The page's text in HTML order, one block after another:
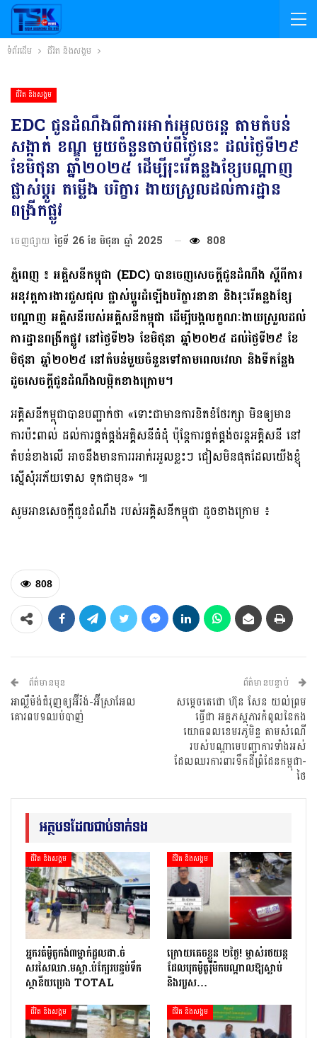
ទំព័រដើម ជីវិត និងសង្គម
ជីវិត និងសង្គម
EDC ជូនដំណឹងពីការរអាក់រអួលចរន្ត តាមតំបន់
សង្កាត់ ខណ្ឌ មួយចំនួនចាប់ពីថ្ងៃនេះ ដល់ថ្ងៃទី២៩
ខែមិថុនា ឆ្នាំ២០២៥ ដើម្បីរុះរើគន្លងខ្សែបណ្តាញ
ផ្លាស់ប្តូរ តម្លើង បរិក្ខារ ងាយស្រួលដល់ការដ្ឋាន
ពង្រីកផ្លូវ
ចេញផ្សាយ ថ្ងៃទី 26 ខែ មិថុនា ឆ្នាំ 2025 808
ភ្នំពេញ ៖ អគ្គិសនីកម្ពុជា (EDC) បានចេញសេចក្តីជូនដំណឹង ស្តីពីការ
អនុវត្តការងារជួសជុល ផ្លាស់ប្តូរដំឡើងបរិក្ខារនានា និងរុះរើគន្លងខ្សែ
បណ្តាញ អគ្គិសនីរបស់អគ្គិសនីកម្ពុជា ដើម្បីបង្កលក្ខណៈងាយស្រួលដល់
ការដ្ឋានពង្រីកផ្លូវ នៅថ្ងៃទី២៦ ខែមិថុនា ឆ្នាំ២០២៥ ដល់ថ្ងៃទី២៩ ខែ
មិថុនា ឆ្នាំ២០២៥ នៅតំបន់មួយចំនួនទៅតាមពេលវេលា និងទីកន្លែង
ដូចសេចក្តីជូនដំណឹងលម្អិតខាងក្រោម។
អគ្គិសនីកម្ពុជាបានបញ្ជាក់ថា «ទោះជាមានការខិតខំថែរក្សា មិនឲ្យមាន
ការប៉ះពាល់ ដល់ការផ្គត់ផ្គង់អគ្គិសនីធំដុំ ប៉ុន្តែការផ្គត់ផ្គង់ចរន្តអគ្គិសនី នៅ
តំបន់ខាងលើ អាចនឹងមានការរអាក់រអួលខ្លះៗ ជៀសមិនផុតដែលយើងខ្ញុំ
ស្នើសុំអភ័យទោស ទុកជាមុន» ៕
សូមអានសេចក្តីជូនដំណឹង របស់អគ្គិសនីកម្ពុជា ដូចខាងក្រោម ៖
808
ព័ត៌មានមុន
អាល្លឺម៉ង់ជំរុញឲ្យអ៊ីរ៉ង់-អ៊ីស្រាអែល
គោរពបទឈប់បាញ់
ព័ត៌មានបន្ទាប់
សម្តេចតេជោ ហ៊ុន សែន យល់ព្រម
ធ្វើជា អគ្គភស្តុភារកំពូលនៃកង
យោធពលខេមរភូមិន្ទ តាមសំណើ
របស់បណ្ដាមេបញ្ជាការទាំងអស់
ដែលឈរការពារទឹកដីព្រំដែនកម្ពុជា-
ថៃ
អត្ថបទដែលជាប់ទាក់ទង
ជីវិត និងសង្គម
អ្នក​រត់​ម៉ូតូកង់៣​​ម្នាក់​ដួល​ដា.ច់​
សរសៃឈា.ម​ស្លា.ប់​ក្បែរ​បន្ទប់ទឹក​
ស្ថានីយ​ប្រេង ​TOTAL
ជីវិត និងសង្គម
ក្រោយ​គេចខ្លួន ២​ថ្ងៃ​! ម្ចាស់​រថយន្ត​
ដែល​បុក​ម៉ូតូ​រ៉ឺ​ម៉ក​បណ្តាល​ឱ្យ​ស្លាប់
និង​របួស…
ជីវិត និងសង្គម ជីវិត និងសង្គម